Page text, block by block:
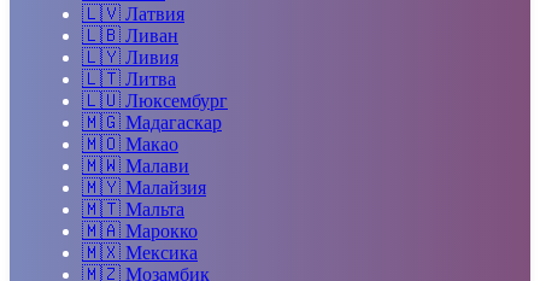
🇱🇻 Латвия
🇱🇧 Ливан
🇱🇾 Ливия
🇱🇹 Литва
🇱🇺 Люксембург
🇲🇬 Мадагаскар
🇲🇴 Макао
🇲🇼 Малави
🇲🇾 Малайзия
🇲🇹 Мальта
🇲🇦 Марокко
🇲🇽 Мексика
🇲🇿 Мозамбик